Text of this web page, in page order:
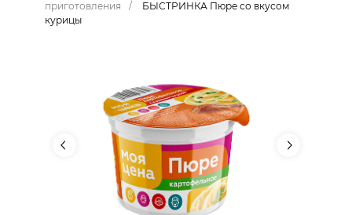
приготовления
БЫСТРИНКА Пюре со вкусом
курицы